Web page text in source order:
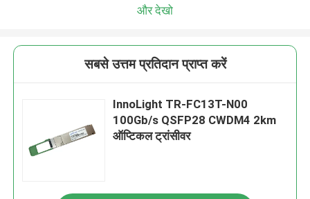
और देखो
सबसे उत्तम प्रतिदान प्राप्त करें
InnoLight TR-FC13T-N00
100Gb/s QSFP28 CWDM4 2km
ऑप्टिकल ट्रांसीवर